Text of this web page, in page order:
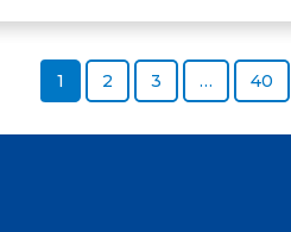
Page
1 Page
2 Page
3 … Page
40